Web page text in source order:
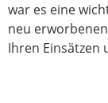
war es eine
neu
Ihren Einsätzen